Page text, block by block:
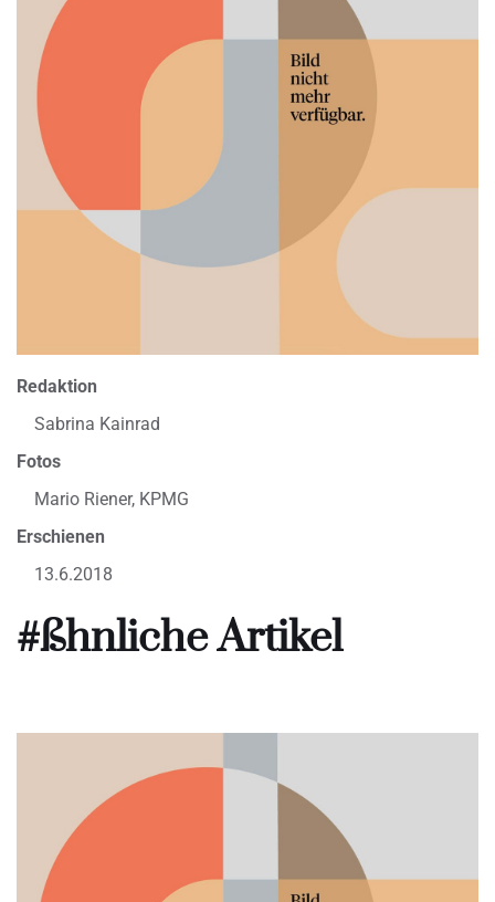
Redaktion
Sabrina Kainrad
Fotos
Mario Riener, KPMG
Erschienen
13.6.2018
#ßhnliche Artikel